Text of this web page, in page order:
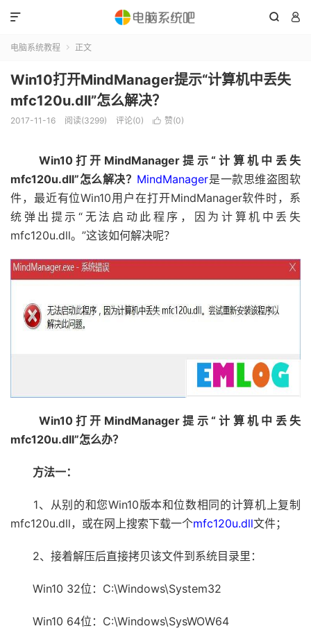
 

电脑系统教程  正文
Win10打开MindManager提示“计算机中丢失
mfc120u.dll”怎么解决？
2017-11-16 阅读(3299) 评论(0)  赞(0)
Win10打开MindManager提示“计算机中丢失
mfc120u.dll”怎么解决？ MindManager是一款思维盗图软
件，最近有位Win10用户在打开MindManager软件时，系
统弹出提示“无法启动此程序，因为计算机中丢失
mfc120u.dll。”这该如何解决呢？
Win10打开MindManager提示“计算机中丢失
mfc120u.dll”怎么办？
方法一：
1、从别的和您Win10版本和位数相同的计算机上复制
mfc120u.dll，或在网上搜索下载一个mfc120u.dll文件；
2、接着解压后直接拷贝该文件到系统目录里：
Win10 32位：C:\Windows\System32
Win10 64位：C:\Windows\SysWOW64